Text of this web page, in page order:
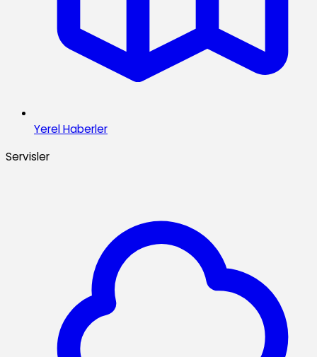
Yerel Haberler
Servisler